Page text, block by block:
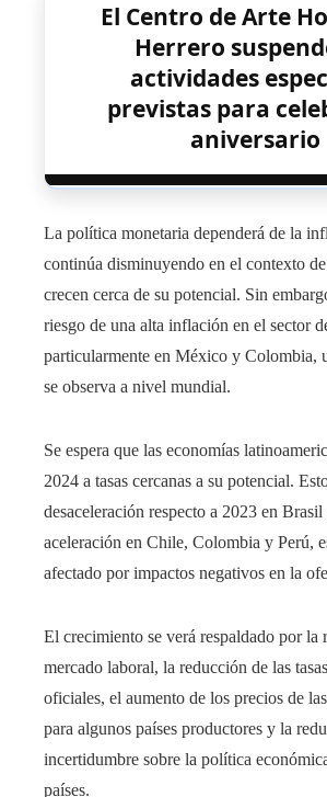
El Centro de Arte
Herrero
actividades
previstas para
aniversario
La política monetaria dependerá de la
continúa disminuyendo en el contexto
crecen cerca de su potencial. Sin
riesgo de una alta inflación en el sector
particularmente en México y Colombia,
se observa a nivel mundial.
Se espera que las economías
2024 a tasas cercanas a su potencial.
desaceleración respecto a 2023 en
aceleración en Chile, Colombia y Perú,
afectado por impactos negativos en la
El crecimiento se verá respaldado por la
mercado laboral, la reducción de las
oficiales, el aumento de los precios de
para algunos países productores y la
incertidumbre sobre la política
países.